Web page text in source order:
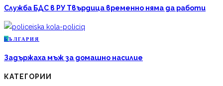
Служба БДС в РУ Твърдица временно няма да работи
Б ЪЛГАРИЯ
Задържаха мъж за домашно насилие
КАТЕГОРИИ